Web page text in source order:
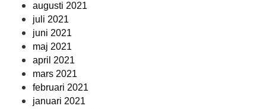
augusti 2021
juli 2021
juni 2021
maj 2021
april 2021
mars 2021
februari 2021
januari 2021